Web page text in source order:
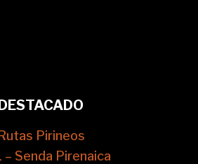
Rutas Pirineos
– Senda Pirenaica